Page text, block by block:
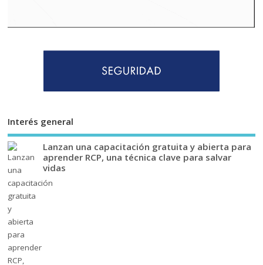
Interés general
Lanzan una capacitación gratuita y abierta para
aprender RCP, una técnica clave para salvar
vidas